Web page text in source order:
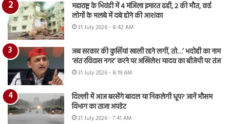
महाराष्ट्र के भिवंडी में 4 मंजिला इमारत ढही, 2 की मौत, कई
लोगों के मलबे में दबे होने की आशंका
31 July 2026 - 8:42 AM
जब सरकार की कुर्सियां खाली रहने लगीं, तो…’ भदोही का नाम
‘संत रविदास नगर’ करने पर अखिलेश यादव का बीजेपी पर तंज
31 July 2026 - 8:19 AM
दिल्ली में आज बरसेंगे बादल या निकलेगी धूप? जानें मौसम
विभाग का ताजा अपडेट
31 July 2026 - 7:41 AM